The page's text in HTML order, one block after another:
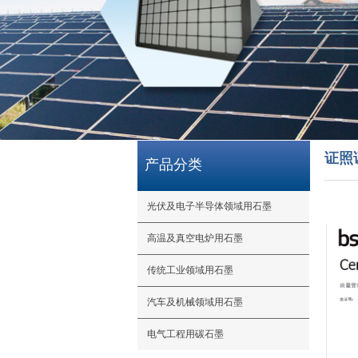
证照
产品分类
光伏及电子半导体领域用石墨
高温及真空电炉用石墨
传统工业领域用石墨
汽车及机械领域用石墨
电气工程用碳石墨